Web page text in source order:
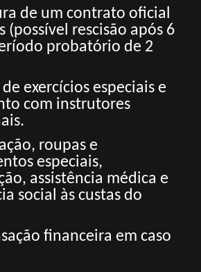
de um contrato oficial
(possível rescisão após 6
probatório de 2
exercícios especiais e
com instrutores
roupas e
especiais,
assistência médica e
social às custas do
financeira em caso